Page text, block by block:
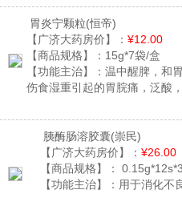
胃炎宁颗粒(恒帝)
【广济大药房价】： ¥12.00
【商品规格】： 15g*7袋/盒
【功能主治】： 温中醒脾，和
伤食湿重引起的胃脘痛，泛酸
胰酶肠溶胶囊(崇民)
【广济大药房价】： ¥26.00
【商品规格】：
【功能主治】： 用于消化不